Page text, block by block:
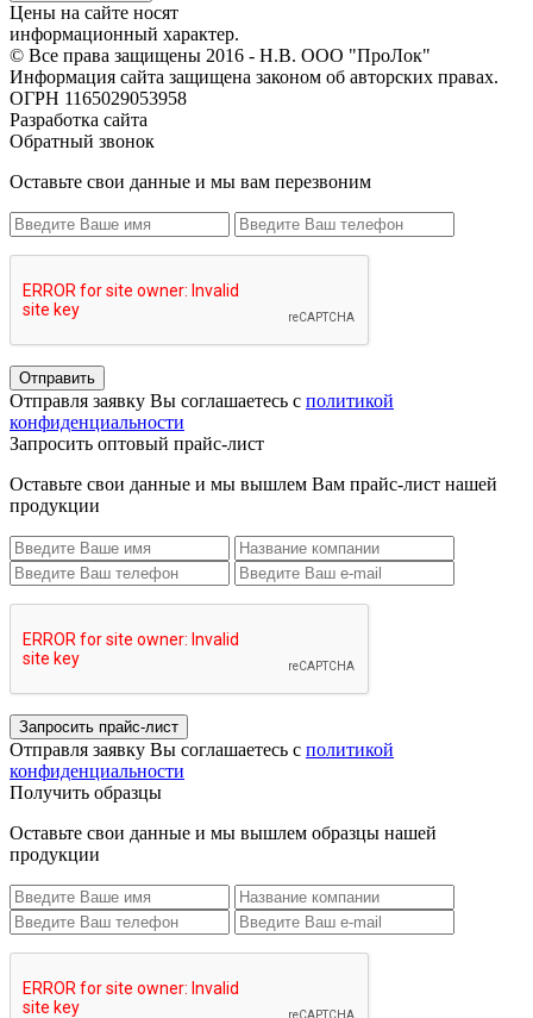
Цены на сайте носят
информационный характер.
© Все права защищены 2016 - Н.В. ООО "ПроЛок"
Информация сайта защищена законом об авторских правах.
ОГРН 1165029053958
Разработка сайта
Обратный звонок
Оставьте свои данные и мы вам перезвоним
Отправить
Отправля заявку Вы соглашаетесь с политикой
конфиденциальности
Запросить оптовый прайс-лист
Оставьте свои данные и мы вышлем Вам прайс-лист нашей
продукции
Запросить прайс-лист
Отправля заявку Вы соглашаетесь с политикой
конфиденциальности
Получить образцы
Оставьте свои данные и мы вышлем образцы нашей
продукции